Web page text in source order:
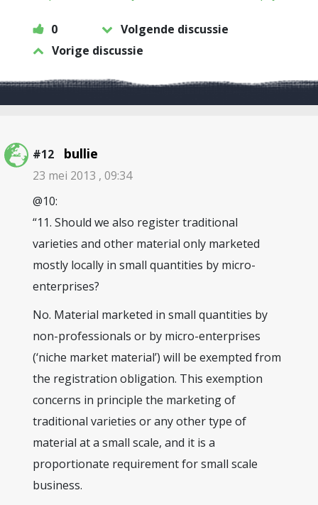
0
Volgende discussie
Vorige discussie
#12 bullie
23 mei 2013 , 09:34
@10:
“11. Should we also register traditional
varieties and other material only marketed
mostly locally in small quantities by micro-
enterprises?
No. Material marketed in small quantities by
non-professionals or by micro-enterprises
(‘niche market material’) will be exempted from
the registration obligation. This exemption
concerns in principle the marketing of
traditional varieties or any other type of
material at a small scale, and it is a
proportionate requirement for small scale
business.